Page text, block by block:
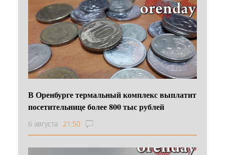
В Оренбурге термальный комплекс выплатит
посетительнице более 800 тыс рублей
6 августа 21:50